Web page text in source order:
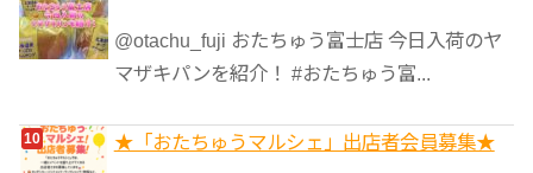
@otachu_fuji おたちゅう富士店 今日入荷のヤ
マザキパンを紹介！ #おたちゅう富...
★「おたちゅうマルシェ」出店者会員募集★